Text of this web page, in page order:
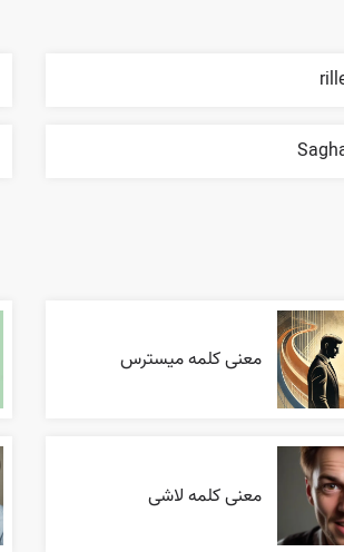
معنی کلمه میسترس
معنی کلمه لاشی